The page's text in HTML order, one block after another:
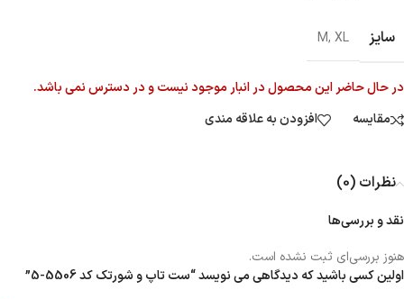
سایز M, XL
در حال حاضر این محصول در انبار موجود نیست و در دسترس نمی باشد.
مقایسه
افزودن به علاقه مندی
نظرات (0)
نقد و بررسی‌ها
هنوز بررسی‌ای ثبت نشده است.
اولین کسی باشید که دیدگاهی می نویسد “ست تاپ و شورتک کد 5506-5”